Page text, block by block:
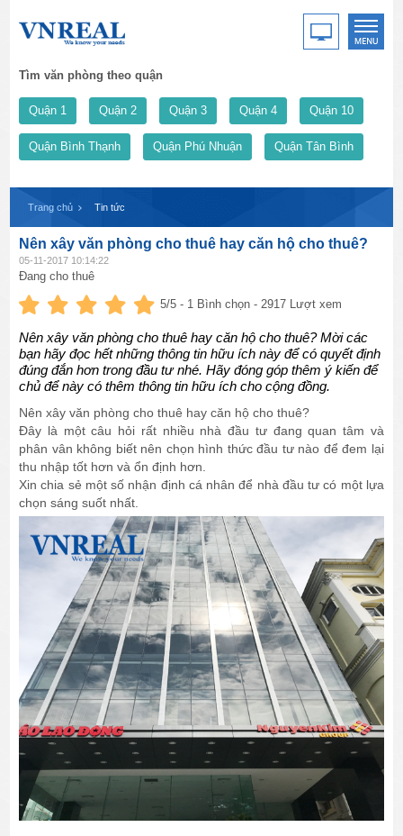
Tìm văn phòng theo quận
Quận 1 Quận 2 Quận 3 Quận 4 Quận 10
Quận Bình Thạnh Quận Phú Nhuận Quận Tân Bình
Trang chủ Tin tức
Nên xây văn phòng cho thuê hay căn hộ cho thuê?
05-11-2017 10:14:22
Đang cho thuê
5/5 - 1 Bình chọn - 2917 Lượt xem
Nên xây văn phòng cho thuê hay căn hộ cho thuê? Mời các
bạn hãy đọc hết những thông tin hữu ích này để có quyết định
đúng đắn hơn trong đầu tư nhé. Hãy đóng góp thêm ý kiến để
chủ để này có thêm thông tin hữu ích cho cộng đồng.
Nên xây văn phòng cho thuê hay căn hộ cho thuê?
Đây là một câu hỏi rất nhiều nhà đầu tư đang quan tâm và
phân vân không biết nên chọn hình thức đầu tư nào để đem lại
thu nhập tốt hơn và ổn định hơn.
Xin chia sẻ một số nhận định cá nhân để nhà đầu tư có một lựa
chọn sáng suốt nhất.